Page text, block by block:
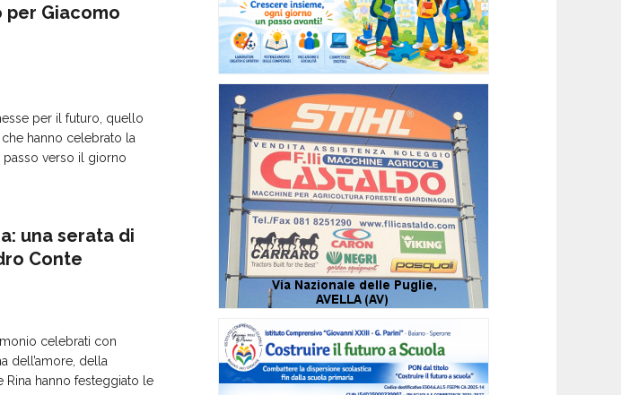
per Giacomo
per il futuro, quello
hanno celebrato la
verso il giorno
una serata di
Conte
celebrati con
dell’amore, della
Rina hanno festeggiato le